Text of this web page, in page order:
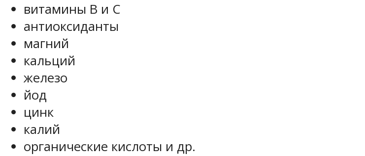
витамины В и С
антиоксиданты
магний
кальций
железо
йод
цинк
калий
органические кислоты и др.